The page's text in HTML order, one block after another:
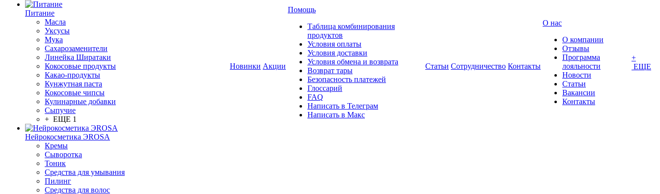
Питание
Масла
Уксусы
Мука
Сахарозаменители
Линейка Ширатаки
Кокосовые продукты
Какао-продукты
Кунжутная паста
Кокосовые чипсы
Кулинарные добавки
Сыпучие
+ ЕЩЕ 1
Нейрокосметика ЭROSA
Кремы
Сыворотка
Тоник
Средства для умывания
Пилинг
Средства для волос
Новинки Акции
Помощь
Таблица комбинирования
продуктов
Условия оплаты
Условия доставки
Условия обмена и возврата
Возврат тары
Безопасность платежей
Глоссарий
FAQ
Написать в Телеграм
Написать в Макс
Статьи Сотрудничество Контакты
О нас
О компании
Отзывы
Программа
лояльности
Новости
Статьи
Вакансии
Контакты
+
ЕЩЕ